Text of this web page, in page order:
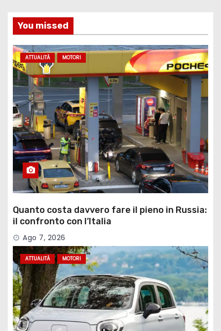
You missed
ATTUALITÀ MOTORI
Quanto costa davvero fare il pieno in Russia:
il confronto con l’Italia
Ago 7, 2026
ATTUALITÀ MOTORI